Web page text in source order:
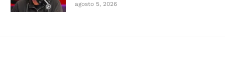
agosto 5, 2026